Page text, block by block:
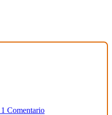
1 Comentario